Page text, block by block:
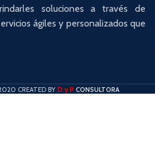
soluciones a través de
ágiles y personalizados que
CREATED BY D y P CONSULTORA